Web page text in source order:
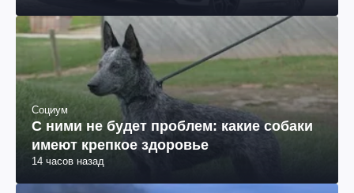
Социум
С ними не будет проблем: какие собаки
имеют крепкое здоровье
14 часов назад